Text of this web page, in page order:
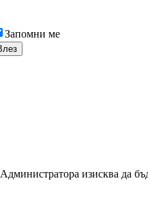
Запомни ме
Администратора изисква да